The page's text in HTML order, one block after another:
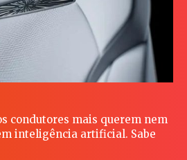
condutores mais querem nem
inteligência artificial. Sabe